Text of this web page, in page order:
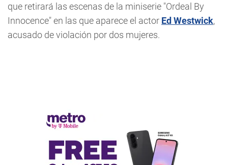
que retirará las escenas de la miniserie "Ordeal By
Innocence" en las que aparece el actor Ed Westwick,
acusado de violación por dos mujeres.